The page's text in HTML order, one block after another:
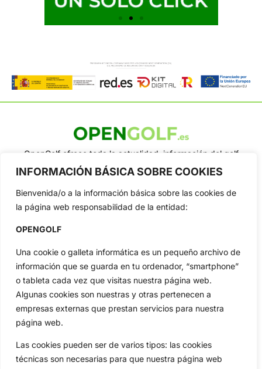
INFORMACIÓN BÁSICA SOBRE COOKIES
Bienvenida/o a la información básica sobre las cookies de
la página web responsabilidad de la entidad:
OPENGOLF
Una cookie o galleta informática es un pequeño archivo de
información que se guarda en tu ordenador, “smartphone”
o tableta cada vez que visitas nuestra página web.
Algunas cookies son nuestras y otras pertenecen a
empresas externas que prestan servicios para nuestra
página web.
Las cookies pueden ser de varios tipos: las cookies
técnicas son necesarias para que nuestra página web
OpenGolf ofrece toda la actualidad, información del golf
profesional y amateur, resultados en directo, vídeos, noticias,
Jon Rahm, LIV Golf, PGA Tour, Ryder Cup, DP World Tour, LPGA
Categorias
Actualidad
Amateurs
Circuitos
Especiales
Reglas
Vídeos
De Interés
Compañía
Aviso Legal
Política de Cookies